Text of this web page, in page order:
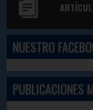
NUESTRO
PUBLICACIONES